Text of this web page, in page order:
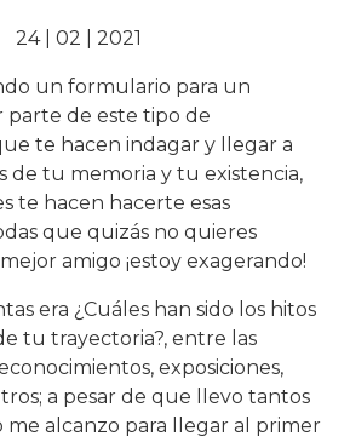
24 | 02 | 2021
un formulario para un
parte de este tipo de
te hacen indagar y llegar a
de tu memoria y tu existencia,
te hacen hacerte esas
que quizás no quieres
amigo ¡estoy exagerando!
era ¿Cuáles han sido los hitos
tu trayectoria?, entre las
exposiciones,
a pesar de que llevo tantos
me alcanzo para llegar al primer